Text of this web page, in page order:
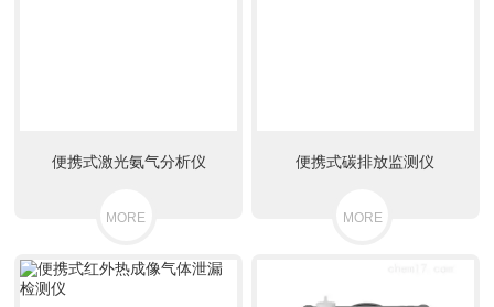
便携式激光氨气分析仪
MORE
便携式碳排放监测仪
MORE